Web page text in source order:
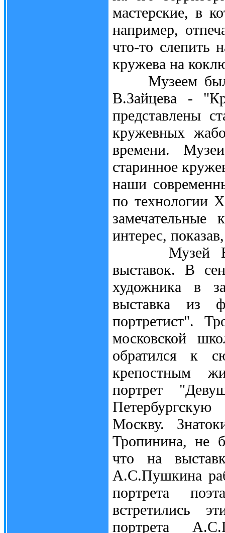
мастерские, в
например,
что-то слепить
кружева на
Музеем была
В.Зайцева -
представлены
кружевных
времени.
старинное
наши
по технологии
замечательные
интерес,
Музей
выставок. В
художника в
выставка из
портретист".
московской
обратился к
крепостным
портрет
Москву.
Тропинина, не
что на
А.С.Пушкина
портрета
встретились
портрета